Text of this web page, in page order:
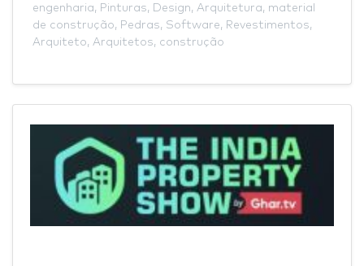
engenharia, Pinturas, Design, Arquitetura, material
de construção, Pedras, Software, Revestimentos,
Arquiteto, Arquitetos, construção